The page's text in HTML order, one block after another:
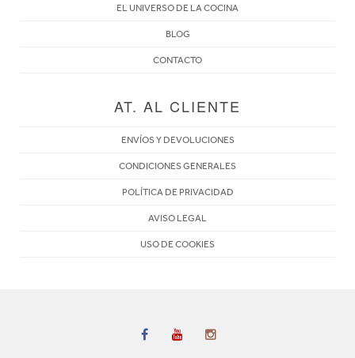
EL UNIVERSO DE LA COCINA
BLOG
CONTACTO
AT. AL CLIENTE
ENVÍOS Y DEVOLUCIONES
CONDICIONES GENERALES
POLÍTICA DE PRIVACIDAD
AVISO LEGAL
USO DE COOKIES